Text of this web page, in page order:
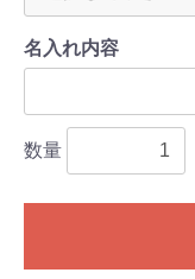
名入れ内容
数量